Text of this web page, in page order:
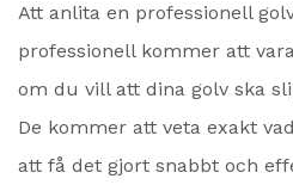
Att anlita en professionell
professionell kommer att
om du vill att dina golv ska
De kommer att veta exakt
att få det gjort snabbt och